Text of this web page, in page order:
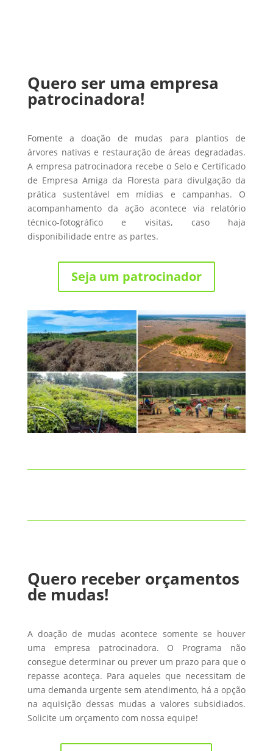
Quero ser uma empresa
patrocinadora!
Fomente a doação de mudas para plantios de
árvores nativas e restauração de áreas degradadas.
A empresa patrocinadora recebe o Selo e Certificado
de Empresa Amiga da Floresta para divulgação da
prática sustentável em mídias e campanhas. O
acompanhamento da ação acontece via relatório
técnico-fotográfico e visitas, caso haja
disponibilidade entre as partes.
Seja um patrocinador
Quero receber orçamentos
de mudas!
A doação de mudas acontece somente se houver
uma empresa patrocinadora. O Programa não
consegue determinar ou prever um prazo para que o
repasse aconteça. Para aqueles que necessitam de
uma demanda urgente sem atendimento, há a opção
na aquisição dessas mudas a valores subsidiados.
Solicite um orçamento com nossa equipe!